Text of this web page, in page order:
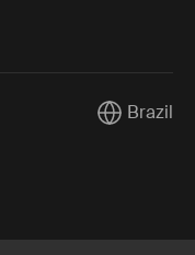
Current
Brazil